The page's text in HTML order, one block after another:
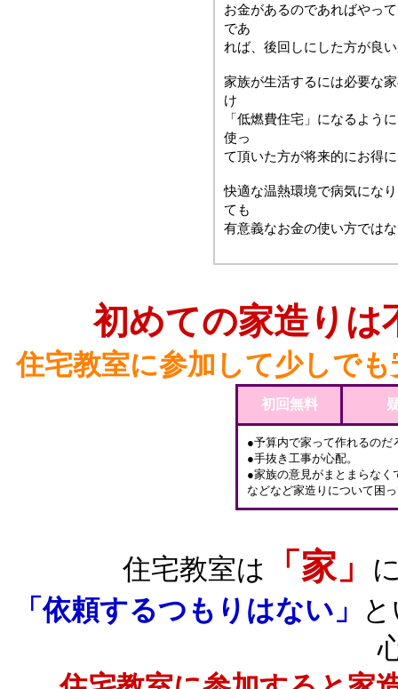
お金があるのであればやっ
であ
れば、後回しにした方が良
家族が生活するには必要な
け
「低燃費住宅」になるよう
使っ
て頂いた方が将来的にお得
快適な温熱環境で病気にな
ても
有意義なお金の使い方では
初めての家造りは
住宅教室に参加して少しで
初回無料
●予算内で家って作れるのだ
●手抜き工事が心配。
●家族の意見がまとまらなく
などなど家造りについて困
住宅教室は 「家」
「依頼するつもりはない」